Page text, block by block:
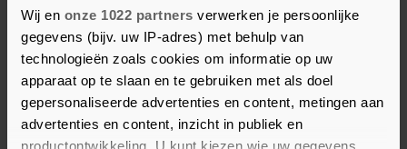
Wij en onze 1022 partners verwerken je persoonlijke
gegevens (bijv. uw IP-adres) met behulp van
technologieën zoals cookies om informatie op uw
apparaat op te slaan en te gebruiken met als doel
gepersonaliseerde advertenties en content, metingen aan
advertenties en content, inzicht in publiek en
De veiligheidsregio's hebben maandag nogmaals
bij Van der Burg aangedrongen op een
structurele oplossing die van het kabinet moet
komen. Daar wordt hard aan gewerkt, zegt de
woordvoerder, onder andere aan een wettelijke